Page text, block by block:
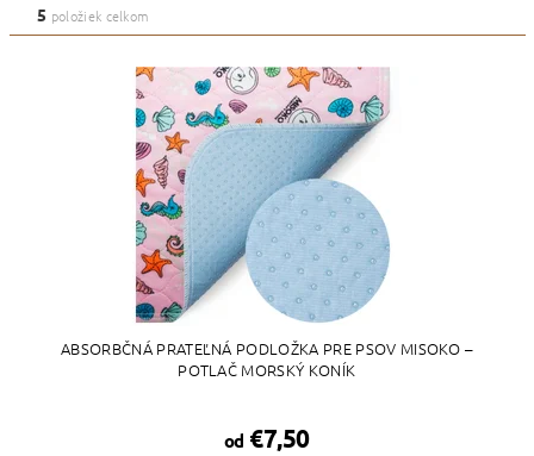
5 položiek celkom
ABSORBČNÁ PRATEĽNÁ PODLOŽKA PRE PSOV MISOKO –
POTLAČ MORSKÝ KONÍK
od €7,50